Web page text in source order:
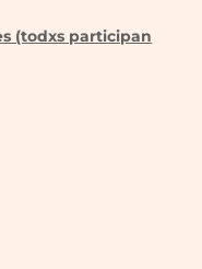
(todxs participan